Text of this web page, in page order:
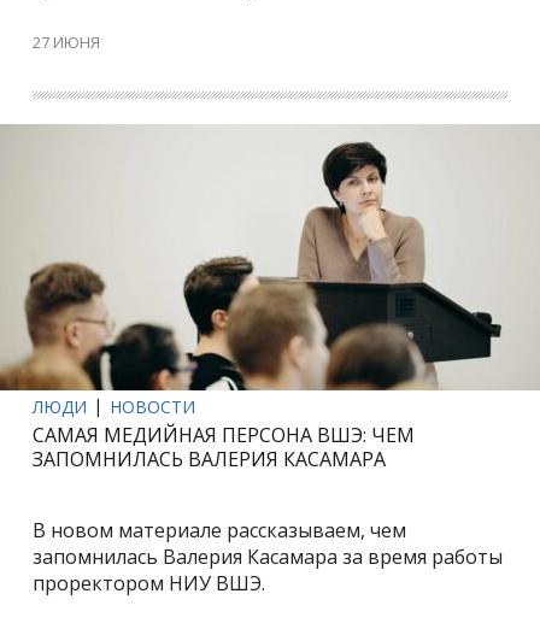
27 ИЮНЯ
ЛЮДИ НОВОСТИ
САМАЯ МЕДИЙНАЯ ПЕРСОНА ВШЭ: ЧЕМ
ЗАПОМНИЛАСЬ ВАЛЕРИЯ КАСАМАРА
В новом материале рассказываем, чем
запомнилась Валерия Касамара за время работы
проректором НИУ ВШЭ.